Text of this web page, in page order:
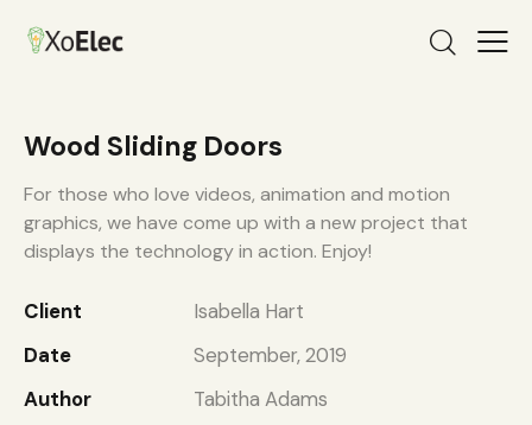
Wood Sliding Doors
For those who love videos, animation and motion
graphics, we have come up with a new project that
displays the technology in action. Enjoy!
Client
Isabella Hart
Date
September, 2019
Author
Tabitha Adams